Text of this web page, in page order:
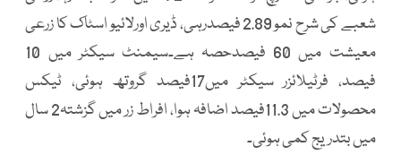
شعبے کی شرح نمو 2.89 فیصدرہی، ڈیری اورلائیو اسٹاک کا زرعی
معیشت میں 60 فیصدحصہ ہے۔سیمنٹ سیکٹر میں 10
فیصد، فرٹیلائزر سیکٹر میں17فیصد گروتھ ہوئی، ٹیکس
محصولات میں 11.3فیصد اضافہ ہوا، افراط زر میں گزشتہ2 سال
میں بتدریج کمی ہوئی۔